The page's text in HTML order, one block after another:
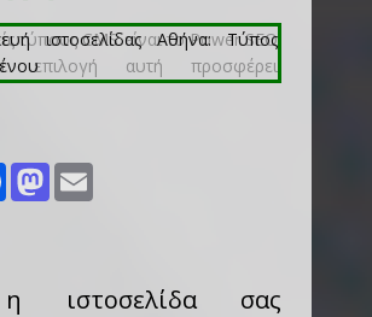
FacebookMastodon
ιστοσελίδα σας